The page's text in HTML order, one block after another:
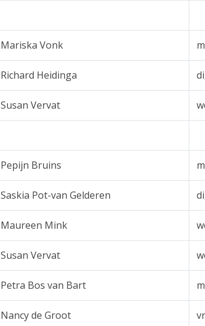
Mariska Vonk
Richard Heidinga
Susan Vervat
Pepijn Bruins
Saskia Pot-van Gelderen
Maureen Mink
Susan Vervat
Petra Bos van Bart
Nancy de Groot